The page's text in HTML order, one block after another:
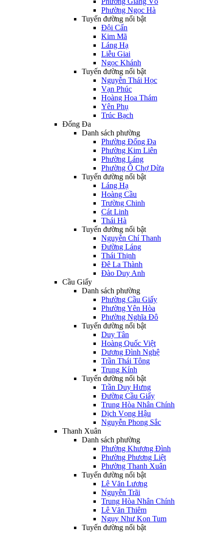
Phường Ngọc Hà
Tuyến đường nổi bật
Đội Cấn
Kim Mã
Láng Hạ
Liễu Giai
Ngọc Khánh
Tuyến đường nổi bật
Nguyễn Thái Học
Vạn Phúc
Hoàng Hoa Thám
Yên Phụ
Trúc Bạch
Đống Đa
Danh sách phường
Phường Đống Đa
Phường Kim Liên
Phường Láng
Phường Ô Chợ Dừa
Tuyến đường nổi bật
Láng Hạ
Hoàng Cầu
Trường Chinh
Cát Linh
Thái Hà
Tuyến đường nổi bật
Nguyễn Chí Thanh
Đường Láng
Thái Thịnh
Đê La Thành
Đào Duy Anh
Cầu Giấy
Danh sách phường
Phường Cầu Giấy
Phường Yên Hòa
Phường Nghĩa Đô
Tuyến đường nổi bật
Duy Tân
Hoàng Quốc Việt
Dương Đình Nghệ
Trần Thái Tông
Trung Kính
Tuyến đường nổi bật
Trần Duy Hưng
Đường Cầu Giấy
Trung Hòa Nhân Chính
Dịch Vọng Hậu
Nguyễn Phong Sắc
Thanh Xuân
Danh sách phường
Phường Khương Đình
Phường Phương Liệt
Phường Thanh Xuân
Tuyến đường nổi bật
Lê Văn Lương
Nguyễn Trãi
Trung Hòa Nhân Chính
Lê Văn Thiêm
Ngụy Như Kon Tum
Tuyến đường nổi bật